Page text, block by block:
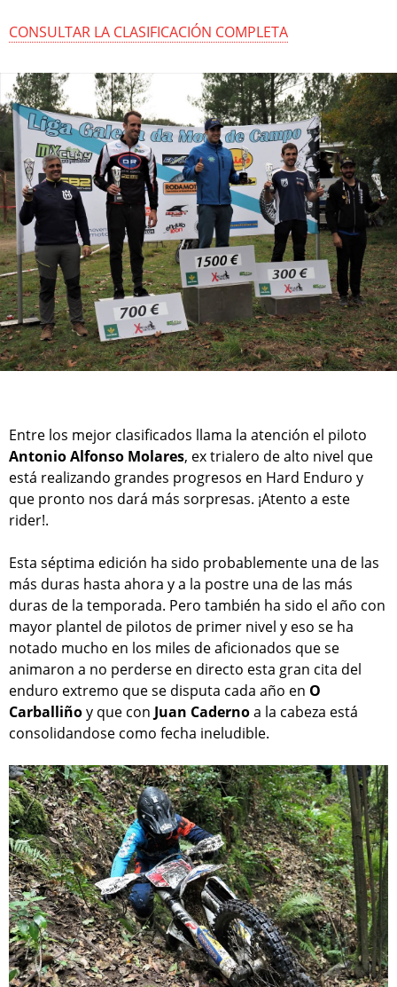
CONSULTAR LA CLASIFICACIÓN COMPLETA
Entre los mejor clasificados llama la atención el piloto
Antonio Alfonso Molares, ex trialero de alto nivel que
está realizando grandes progresos en Hard Enduro y
que pronto nos dará más sorpresas. ¡Atento a este
rider!.
Esta séptima edición ha sido probablemente una de las
más duras hasta ahora y a la postre una de las más
duras de la temporada. Pero también ha sido el año con
mayor plantel de pilotos de primer nivel y eso se ha
notado mucho en los miles de aficionados que se
animaron a no perderse en directo esta gran cita del
enduro extremo que se disputa cada año en O
Carballiñoy que con Juan Cadernoa la cabeza está
consolidandose como fecha ineludible.